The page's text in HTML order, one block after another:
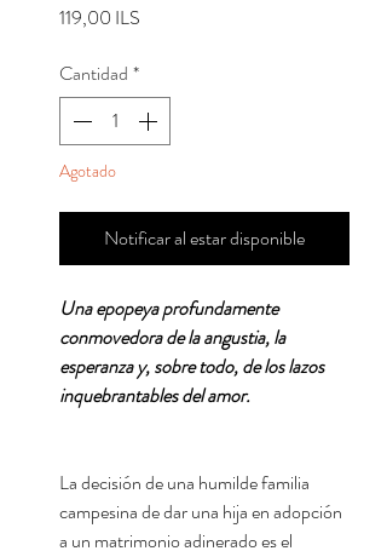
119,00 ILS
Cantidad *
Agotado
Notificar al estar disponible
Una epopeya profundamente
conmovedora de la angustia, la
esperanza y, sobre todo, de los lazos
inquebrantables del amor.
La decisión de una humilde familia
campesina de dar una hija en adopción
a un matrimonio adinerado es el